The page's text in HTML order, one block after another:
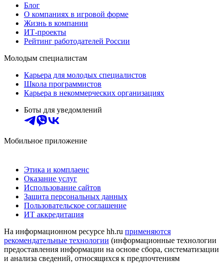
Блог
О компаниях в игровой форме
Жизнь в компании
ИТ-проекты
Рейтинг работодателей России
Молодым специалистам
Карьера для молодых специалистов
Школа программистов
Карьера в некоммерческих организациях
Боты для уведомлений
Мобильное приложение
Этика и комплаенс
Оказание услуг
Использование сайтов
Защита персональных данных
Пользовательское соглашение
ИТ аккредитация
На информационном ресурсе hh.ru применяются
рекомендательные технологии (информационные технологии
предоставления информации на основе сбора, систематизации
и анализа сведений, относящихся к предпочтениям